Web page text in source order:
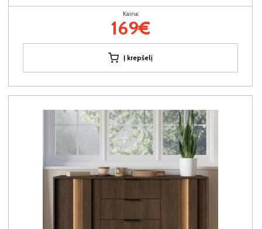
Kaina:
169€
Į krepšelį